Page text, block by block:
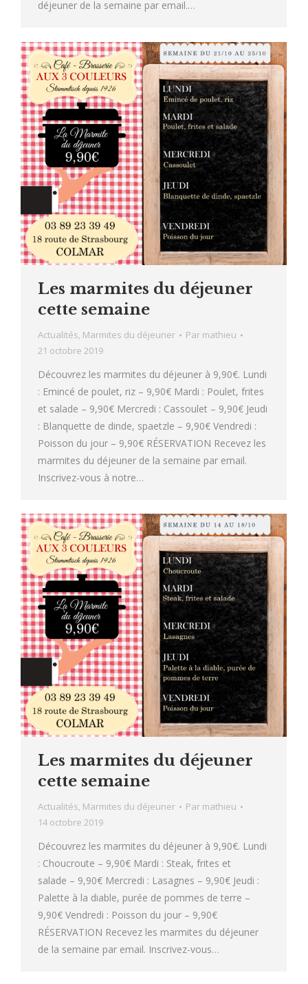
déjeuner de la semaine par email.…
Les marmites du déjeuner
cette semaine
Actualités, Marmites du déjeuner Par mathieu
21 octobre 2019
Découvrez les marmites du déjeuner à 9,90€. Lundi
: Emincé de poulet, riz – 9,90€ Mardi : Poulet, frites
et salade – 9,90€ Mercredi : Cassoulet – 9,90€ Jeudi
: Blanquette de dinde, spaetzle – 9,90€ Vendredi :
Poisson du jour – 9,90€ RÉSERVATION Recevez les
marmites du déjeuner de la semaine par email.
Inscrivez-vous à notre…
Les marmites du déjeuner
cette semaine
Actualités, Marmites du déjeuner Par mathieu
14 octobre 2019
Découvrez les marmites du déjeuner à 9,90€. Lundi
: Choucroute – 9,90€ Mardi : Steak, frites et
salade – 9,90€ Mercredi : Lasagnes – 9,90€ Jeudi :
Palette à la diable, purée de pommes de terre –
9,90€ Vendredi : Poisson du jour – 9,90€
RÉSERVATION Recevez les marmites du déjeuner
de la semaine par email. Inscrivez-vous…